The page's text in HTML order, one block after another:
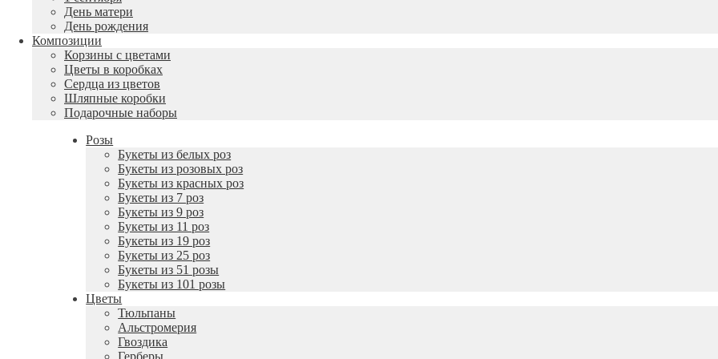
День матери
День рождения
Композиции
Корзины с цветами
Цветы в коробках
Сердца из цветов
Шляпные коробки
Подарочные наборы
Розы
Букеты из белых роз
Букеты из розовых роз
Букеты из красных роз
Букеты из 7 роз
Букеты из 9 роз
Букеты из 11 роз
Букеты из 19 роз
Букеты из 25 роз
Букеты из 51 розы
Букеты из 101 розы
Цветы
Тюльпаны
Альстромерия
Гвоздика
Герберы